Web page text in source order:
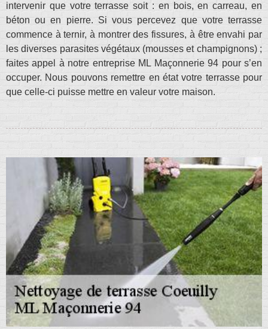
intervenir que votre terrasse soit : en bois, en carreau, en
béton ou en pierre. Si vous percevez que votre terrasse
commence à ternir, à montrer des fissures, à être envahi par
les diverses parasites végétaux (mousses et champignons) ;
faites appel à notre entreprise ML Maçonnerie 94 pour s’en
occuper. Nous pouvons remettre en état votre terrasse pour
que celle-ci puisse mettre en valeur votre maison.